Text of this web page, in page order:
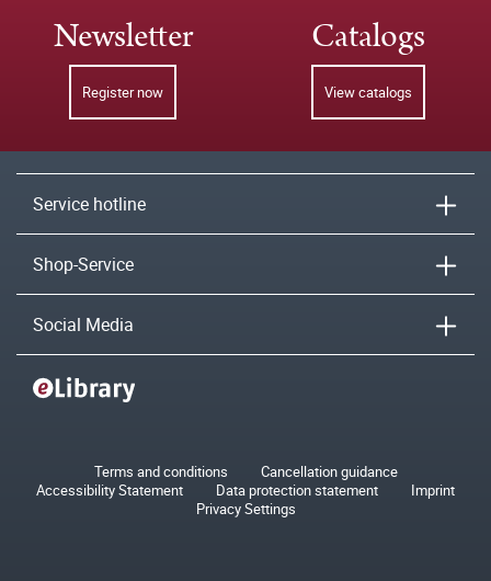
Newsletter
Register now
Catalogs
View catalogs
Service hotline
Shop-Service
Social Media
Terms and conditions
Cancellation guidance
Accessibility Statement
Data protection statement
Imprint
Privacy Settings